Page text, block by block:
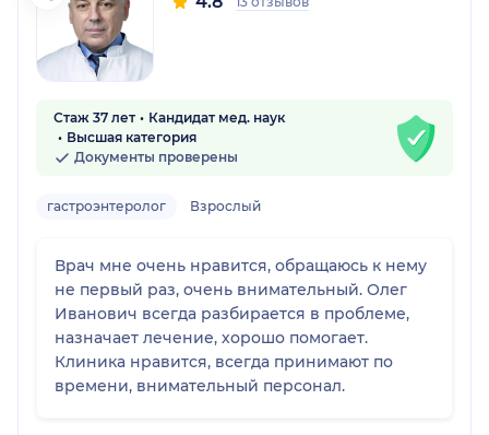
Стаж 37 лет
Кандидат мед. наук
Высшая категория
Документы проверены
гастроэнтеролог Взрослый
Врач мне очень нравится, обращаюсь к нему
не первый раз, очень внимательный. Олег
Иванович всегда разбирается в проблеме,
назначает лечение, хорошо помогает.
Клиника нравится, всегда принимают по
времени, внимательный персонал.